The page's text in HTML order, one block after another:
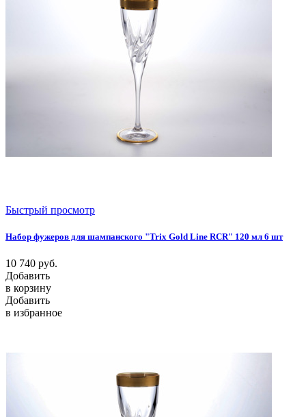
Быстрый просмотр
Набор фужеров для шампанского "Trix Gold Line RCR" 120 мл 6 шт
10 740 руб.
Добавить
в корзину
Добавить
в избранное